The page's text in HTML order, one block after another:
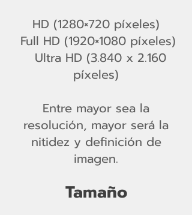
​HD (1280×720 píxeles)
Full HD (1920×1080 píxeles)
Ultra HD (3.840 x 2.160
píxeles)
Entre mayor sea la
resolución, mayor será la
nitidez y definición de
imagen.
Tamaño